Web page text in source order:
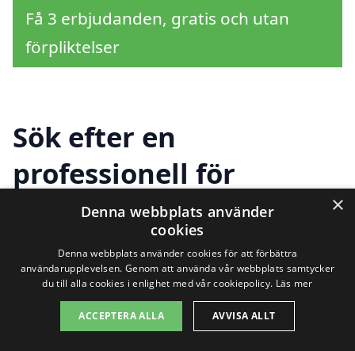
Få 3 erbjudanden, gratis och utan
förpliktelser
Sök efter en
professionell för
byggstädning i andra
städer nära Fritsla
Att hitta hjälp medbyggstädning i Fritsla
kan kännas som en utmaning, men det
×
Denna webbplats använder
cookies
Denna webbplats använder cookies för att förbättra
användarupplevelsen. Genom att använda vår webbplats samtycker
du till alla cookies i enlighet med vår cookiepolicy. Läs mer
ACCEPTERA ALLA AVVISA ALLT